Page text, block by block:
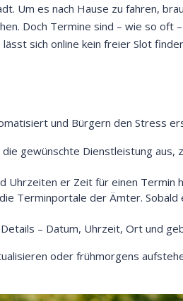
Um es nach Hause zu fahren,
Doch Termine sind – wie so oft
sich online kein freier Slot
und Bürgern den Stress
gewünschte Dienstleistung aus,
Uhrzeiten er Zeit für einen Termin
Terminportale der Ämter.
– Datum, Uhrzeit, Ort und
oder frühmorgens